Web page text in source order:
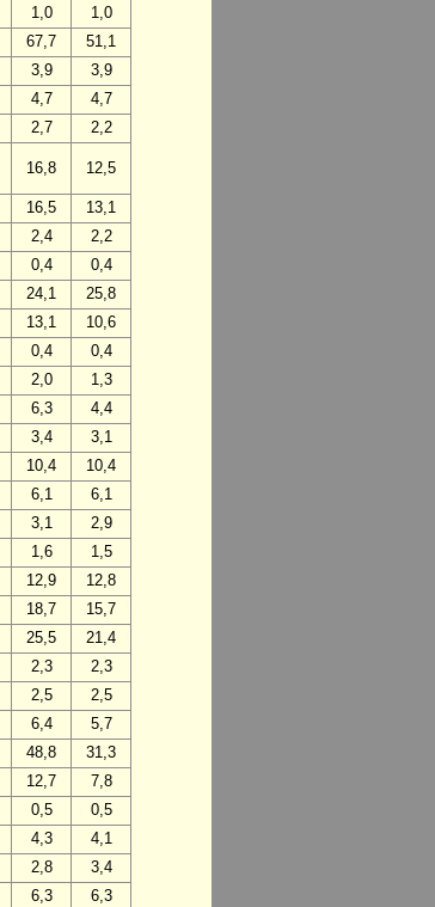
1,0
1,0
67,7
51,1
3,9
3,9
4,7
4,7
2,7
2,2
16,8 12,5
16,5
13,1
2,4
2,2
0,4
0,4
24,1
25,8
13,1
10,6
0,4
0,4
2,0
1,3
6,3
4,4
3,4
3,1
10,4
10,4
6,1
6,1
3,1
2,9
1,6
1,5
12,9
12,8
18,7
15,7
25,5
21,4
2,3
2,3
2,5
2,5
6,4
5,7
48,8
31,3
12,7
7,8
0,5
0,5
4,3
4,1
2,8
3,4
6,3
6,3